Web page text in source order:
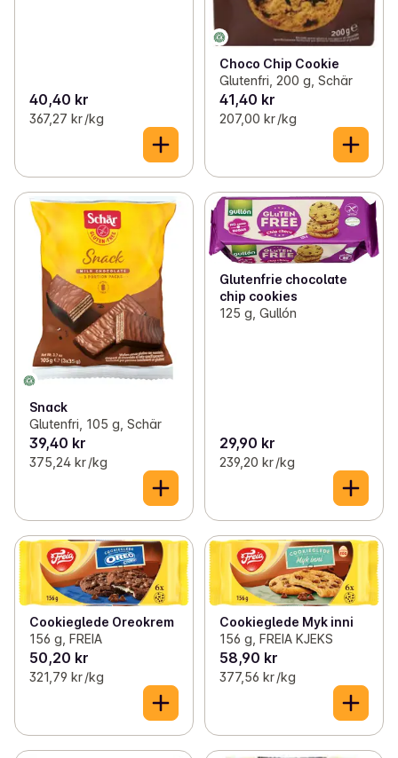
40,40 kr
367,27 kr /kg
Choco Chip Cookie
Glutenfri, 200 g, Schär
41,40 kr
207,00 kr /kg
Snack
Glutenfri, 105 g, Schär
39,40 kr
375,24 kr /kg
Glutenfrie chocolate
chip cookies
125 g, Gullón
29,90 kr
239,20 kr /kg
Cookieglede Oreokrem
156 g, FREIA
50,20 kr
321,79 kr /kg
Cookieglede Myk inni
156 g, FREIA KJEKS
58,90 kr
377,56 kr /kg